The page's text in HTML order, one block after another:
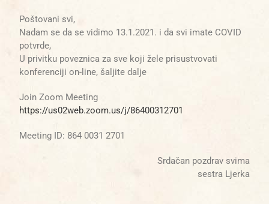
Poštovani svi,
Nadam se da se vidimo 13.1.2021. i da svi imate COVID
potvrde,
U privitku poveznica za sve koji žele prisustvovati
konferenciji on-line, šaljite dalje
Join Zoom Meeting
https://us02web.zoom.us/j/86400312701
Meeting ID: 864 0031 2701
Srdačan pozdrav svima
sestra Ljerka